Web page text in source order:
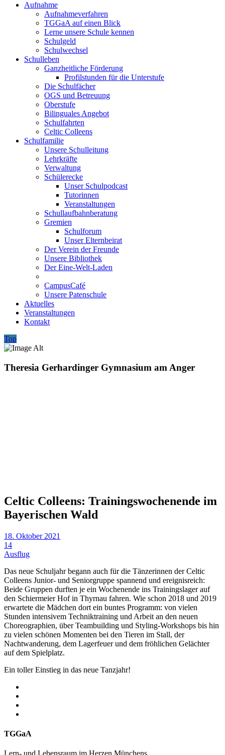
Aufnahme
Aufnahmeverfahren
TGGaA auf einen Blick
Lerne unsere Schule kennen
Schulgeld
Schulwechsel
Schulleben
Ganzheitliche Förderung
Profilstunden für die Unterstufe
Die Schulfächer
OGS und Betreuung
Oberstufe
Bilinguales Angebot
Schulfahrten
Celtic Colleens
Schulfamilie
Unsere Schulleitung
Lehrkräfte
Verwaltung
Schülerecke
Unser Schulpodcast
Tutorinnen
Veranstaltungen
Schullaufbahnberatung
Gremien
Schulforum
Unser Elternbeirat
Der Verein der Freunde
Unsere Bibliothek
Der Eine-Welt-Laden
CampusCafé
Unsere Patenschule
Aktuelles
Veranstaltungen
Kontakt
Top
Theresia Gerhardinger Gymnasium am Anger
Celtic Colleens: Trainingswochenende im
Bayerischen Wald
18. Oktober 2021
14
Ausflug
Das neue Schuljahr begann auch für die Tänzerinnen der Celtic
Colleens Junior- und Seniorgruppe spannend und ereignisreich:
Beide Gruppen durften je ein Wochenende ins Trainingslager auf
den Schiermeier Hof in Thyrnau fahren. Wie schon 2018 und 2019
erwartete die Mädchen dort ein buntes Programm: von vielen
Stunden intensivem Techniktraining und Arbeit an den neuen
Choreographien, über Teambuilding und Styling-Workshops bis hin
zu vielen schönen Momenten bei den Tieren im Stall, der
Nachtwanderung, dem Lagerfeuer und dem fröhlichen Gelächter
auf dem Spielplatz.
Ein toller Einstieg in das neue Tanzjahr!
TGGaA